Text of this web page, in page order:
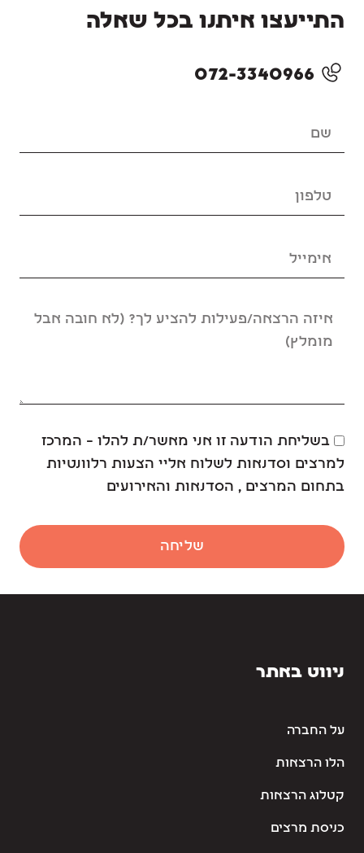
התייעצו איתנו בכל שאלה
072-3340966
בשליחת הודעה זו אני מאשר/ת להלו – המרכז
למרצים וסדנאות לשלוח אליי הצעות רלוונטיות
בתחום המרצים , הסדנאות והאירועים
שליחה
ניווט באתר
על החברה
הלו הרצאות
קטלוג הרצאות
כניסת מרצים